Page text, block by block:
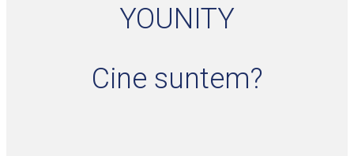
YOUNITY
Cine suntem?